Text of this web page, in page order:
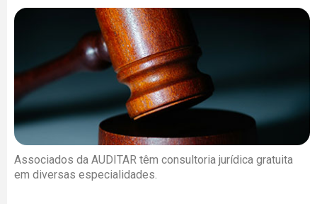
Associados da AUDITAR têm consultoria jurídica gratuita
em diversas especialidades.